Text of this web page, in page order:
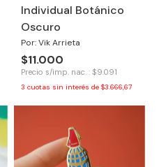
Individual Botánico
Oscuro
Por: Vik Arrieta
$11.000
Precio s/imp. nac. : $9.091
3 cuotas sin interés de $3.666,67